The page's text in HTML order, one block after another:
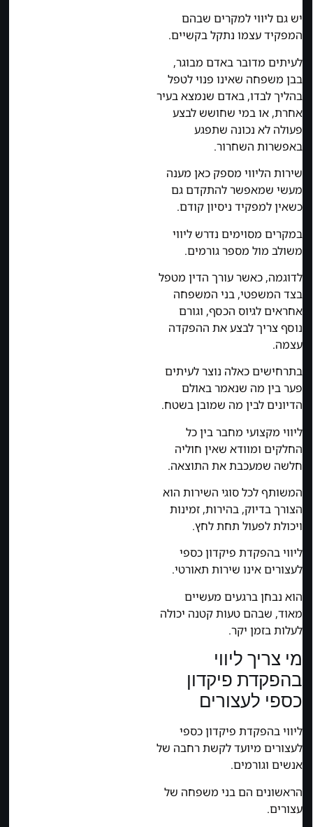
יש גם ליווי למקרים שבהם
המפקיד עצמו נתקל בקשיים.
לעיתים מדובר באדם מבוגר,
בבן משפחה שאינו פנוי לטפל
בהליך לבדו, באדם שנמצא בעיר
אחרת, או במי שחושש לבצע
פעולה לא נכונה שתפגע
באפשרות השחרור.
שירות הליווי מספק כאן מענה
מעשי שמאפשר להתקדם גם
כשאין למפקיד ניסיון קודם.
במקרים מסוימים נדרש ליווי
משולב מול מספר גורמים.
לדוגמה, כאשר עורך הדין מטפל
בצד המשפטי, בני המשפחה
אחראים לגיוס הכסף, וגורם
נוסף צריך לבצע את ההפקדה
עצמה.
בתרחישים כאלה נוצר לעיתים
פער בין מה שנאמר באולם
הדיונים לבין מה שמובן בשטח.
ליווי מקצועי מחבר בין כל
החלקים ומוודא שאין חוליה
חלשה שמעכבת את התוצאה.
המשותף לכל סוגי השירות הוא
הצורך בדיוק, בהירות, זמינות
ויכולת לפעול תחת לחץ.
ליווי בהפקדת פיקדון כספי
לעצורים אינו שירות תאורטי.
הוא נבחן ברגעים מעשיים
מאוד, שבהם טעות קטנה יכולה
לעלות בזמן יקר.
מי צריך ליווי
בהפקדת פיקדון
כספי לעצורים
ליווי בהפקדת פיקדון כספי
לעצורים מיועד לקשת רחבה של
אנשים וגורמים.
הראשונים הם בני משפחה של
עצורים.